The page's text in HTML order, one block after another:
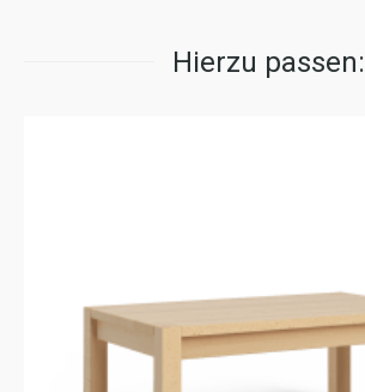
Hierzu passen: